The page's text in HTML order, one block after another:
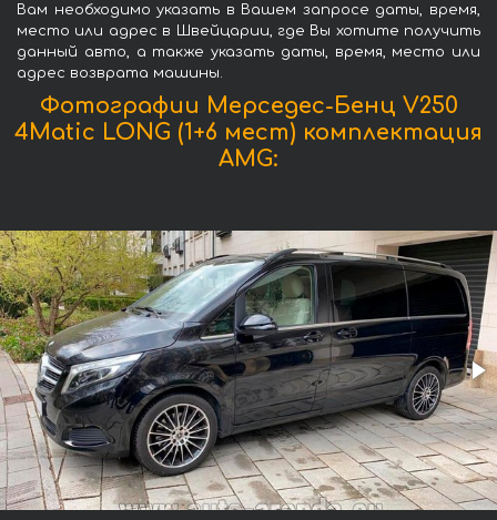
Вам необходимо указать в Вашем запросе даты, время,
место или адрес в Швейцарии, где Вы хотите получить
данный авто, а также указать даты, время, место или
адрес возврата машины.
Фотографии Мерседес-Бенц V250
4Matic LONG (1+6 мест) комплектация
AMG: